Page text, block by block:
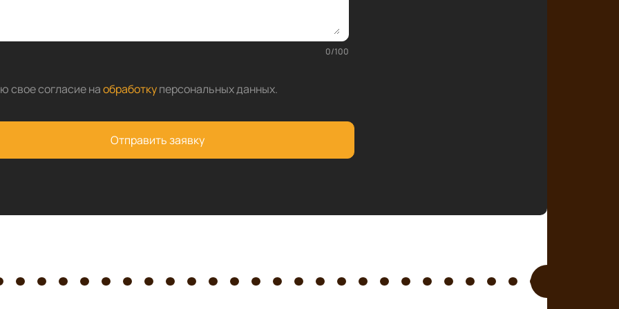
0/100
свое согласие наобработку персональных данных.
Отправить заявку